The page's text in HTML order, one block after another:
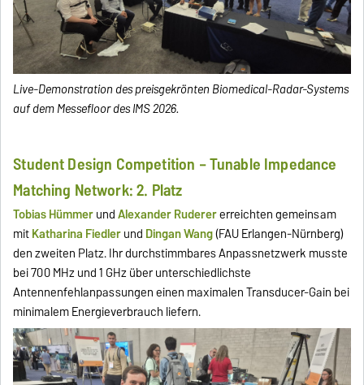
Live-Demonstration des preisgekrönten Biomedical-Radar-Systems
auf dem Messefloor des IMS 2026.
Student Design Competition – Tunable Impedance
Matching Network: 2. Platz
Tobias HümmerundAlexander Ruderererreichten gemeinsam
mitKatharina Fiedlerund Dingan Wang(FAU Erlangen-Nürnberg)
den zweiten Platz. Ihr durchstimmbares Anpassnetzwerk musste
bei 700 MHz und 1 GHz über unterschiedlichste
Antennenfehlanpassungen einen maximalen Transducer-Gain bei
minimalem Energieverbrauch liefern.